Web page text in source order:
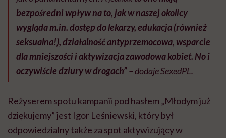
bezpośredni wpływ na to, jak w naszej okolicy
wygląda m.in. dostęp do lekarzy, edukacja (również
seksualna!), działalność antyprzemocowa, wsparcie
dla mniejszości i aktywizacja zawodowa kobiet. No i
oczywiście dziury w drogach”– dodaje SexedPL.
Reżyserem spotu kampanii pod hasłem „Młodym już
dziękujemy” jest Igor Leśniewski, który był
odpowiedzialny także za spot aktywizujący w